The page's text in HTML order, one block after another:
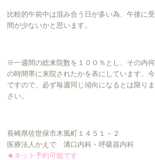
比較的午前中は混み合う日が多い為、午後に
間が少ないかと思います。
※一週間の総来院数を１００％とし、その内
の時間帯に来院されたかを表にしています。
ですので、必ず毎週同じ傾向になるとは限り
さい。
長崎県佐世保市木風町１４５１－２
医療法人かえで 溝口内科・呼吸器内科
★ネット予約可能です